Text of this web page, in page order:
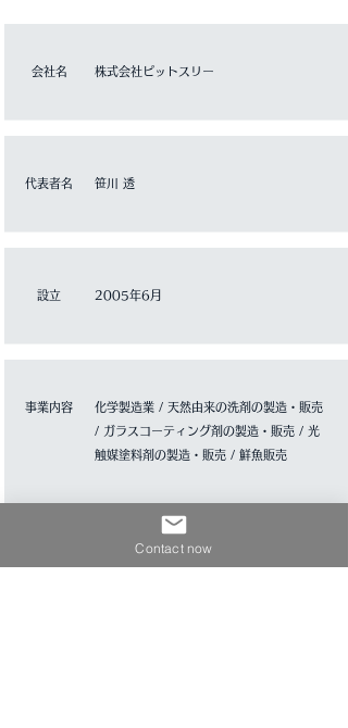
​会社名 ​株式会社ピットスリー
​代表者名 ​笹川 透
​設立 ​2005年6月
​事業内容 化学製造業 / 天然由来の洗剤の製造・販売
/ ガラスコーティング剤の製造・販売 / 光
触媒塗料剤の製造・販売 / 鮮魚販売
​本社所在地
​〒169-0073 東京都新宿区百人町2丁目
Contact now